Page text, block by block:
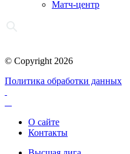
Матч-центр
© Copyright 2026
Политика обработки данных
О сайте
Контакты